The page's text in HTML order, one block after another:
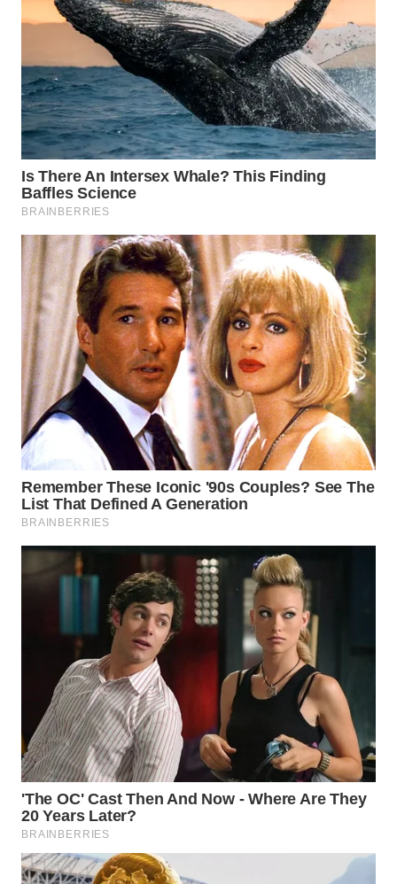
WN
INDRAMAYU
WN
KUNINGAN
WN
MAJALENGKA
SUBANG
WN
SUKABUMI
WN
PURWAKARTA
WN
PRIANGAN
TIMUR
WN
SEMARANG
WN
BOROBUDUR
WN
MADURA
WN
SURABAYA
WN
NATUNA